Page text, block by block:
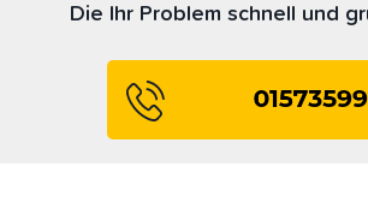
Die Ihr Problem schnell und